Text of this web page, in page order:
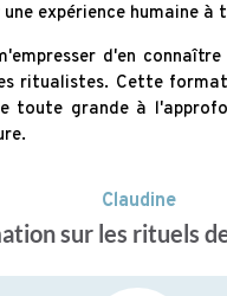
expérience humaine à
d'en
ritualistes. Cette
toute grande à
Claudine
sur les rituels